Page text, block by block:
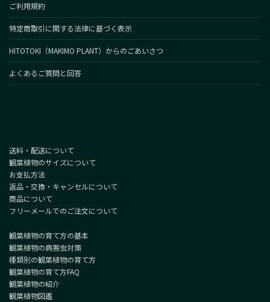
ご利用規約
特定商取引に関する法律に基づく表示
HITOTOKI（MAKIMO PLANT）からのごあいさつ
よくあるご質問と回答
送料・配送について
観葉植物のサイズについて
お支払方法
返品・交換・キャンセルについて
商品について
フリーメールでのご注文について
観葉植物の育て方の基本
観葉植物の病害虫対策
種類別の観葉植物の育て方
観葉植物の育て方FAQ
観葉植物の紹介
観葉植物図鑑